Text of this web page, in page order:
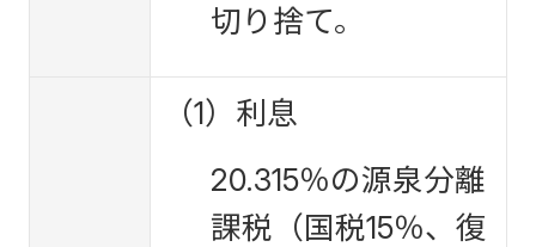
切り捨て。
（1）利息
20.315％の源泉分離
課税（国税15％、復